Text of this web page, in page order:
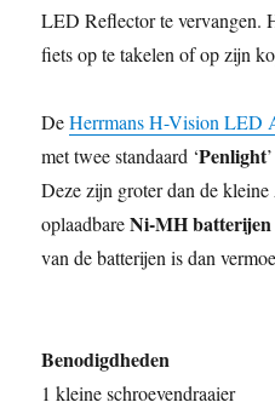
LED Reflector te vervangen.
fiets op te takelen of op zijn
DeHerrmans H-Vision LED
met twee standaard ‘Penlight
Deze zijn groter dan de
oplaadbareNi-MH batterijen
van de batterijen is dan
Benodigdheden
1 kleine schroevendraaier